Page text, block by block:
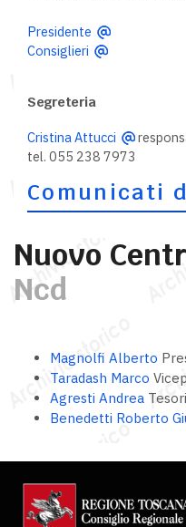
Presidente
Consiglieri
Segreteria
Cristina Attucci
tel. 055 238 7973
Comunicati
Nuovo
Ncd
Magnolfi Alberto
Taradash Marco
Agresti Andrea
Benedetti Roberto